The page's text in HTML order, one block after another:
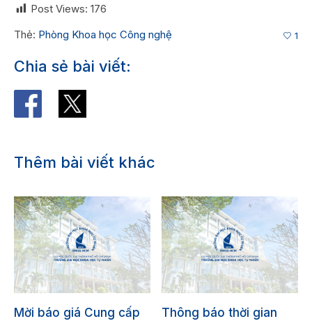
Post Views: 176
Thẻ: Phòng Khoa học Công nghệ 1
Chia sẻ bài viết:
Thêm bài viết khác
Mời báo giá Cung cấp
Thông báo thời gian